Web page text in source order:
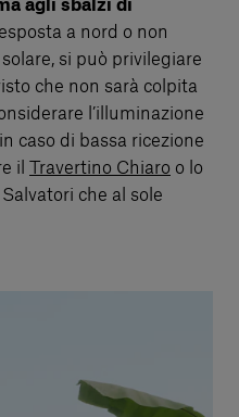
agli sbalzi di
a nord o non
si può privilegiare
che non sarà colpita
l’illuminazione
caso di bassa ricezione
il Travertino Chiaro o lo
che al sole